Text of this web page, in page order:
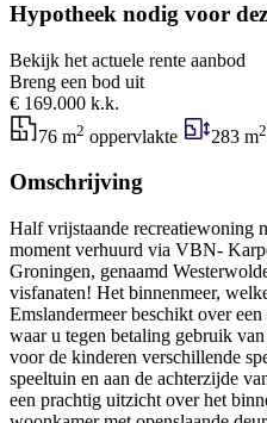
Hypotheek nodig voor
Bekijk het actuele rente aanbod
Breng een bod uit
€ 169.000 k.k.
76 m2 oppervlakte 283 m2
Omschrijving
Half vrijstaande recreatiewoning
moment verhuurd via VBN-
Groningen, genaamd
visfanaten! Het binnenmeer,
Emslandermeer beschikt over
waar u tegen betaling gebruik
voor de kinderen verschillende
speeltuin en aan de achterzijde
een prachtig uitzicht over het